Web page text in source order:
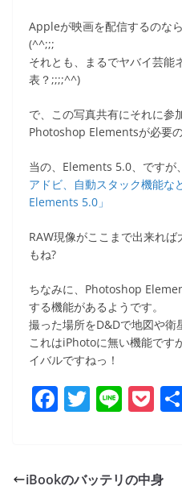
k
Appleが映画を配信するのな
(^^;;;
それとも、まるでヤバイ芸能
表？;;;;^^)
で、この写真共有にそれに参
Photoshop Elementsが必要の
当の、Elements 5.0、ですが
アドビ、自動スタック機能な
Elements 5.0」
RAW現像がここまで出来れ
もね?
ちなみに、Photoshop
する機能があるようです。
撮った場所をD&Dで地図や衛
これはiPhotoに無い機能です
イバルですねっ！
F
e
T
er
Li P
et
iBookのバッテリの中身